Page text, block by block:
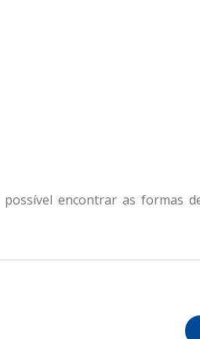
encontrar as formas